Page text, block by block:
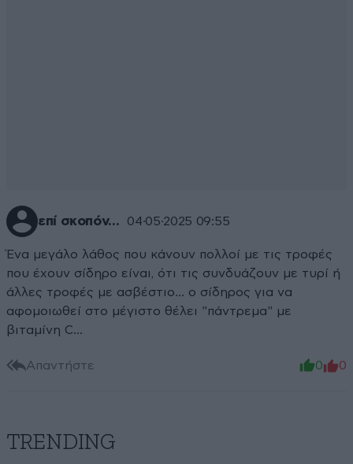
επί σκοπόν... 04·05·2025 09:55
Ένα μεγάλο λάθος που κάνουν πολλοί με τις τροφές
που έχουν σίδηρο είναι, ότι τις συνδυάζουν με τυρί ή
άλλες τροφές με ασβέστιο... ο σίδηρος για να
αφομοιωθεί στο μέγιστο θέλει "πάντρεμα" με
βιταμίνη C...
Απαντήστε 0 0
TRENDING